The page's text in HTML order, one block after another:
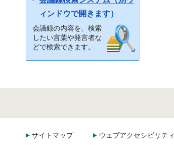
ィンドウで開きます）
会議録の内容を、検索
したい言葉や発言者な
どで検索できます。
サイトマップ ウェブアクセシビリティ